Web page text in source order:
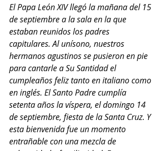
El Papa León XIV llegó la mañana del 15
de septiembre a la sala en la que
estaban reunidos los padres
capitulares. Al unísono, nuestros
hermanos agustinos se pusieron en pie
para cantarle a Su Santidad el
cumpleaños feliz tanto en italiano como
en inglés. El Santo Padre cumplía
setenta años la víspera, el domingo 14
de septiembre, fiesta de la Santa Cruz. Y
esta bienvenida fue un momento
entrañable con una mezcla de